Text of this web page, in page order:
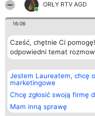
ORŁY RTV AGD
16:06
Cześć, chętnie Ci
odpowiedni temat
Jestem Laureatem, chcę
marketingowe
Chcę zgłosić swoją firmę
Mam inną sprawę
Organizator plebiscytu
Bright Side Solutions sp. z o.
o. sp. k.
ul. Ruska 22
Wrocław 50-079
KRS 0000749100 | Regon
381313360 | NIP 8943132676